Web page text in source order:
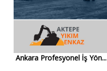
Ankara Profesyonel İş Yön...